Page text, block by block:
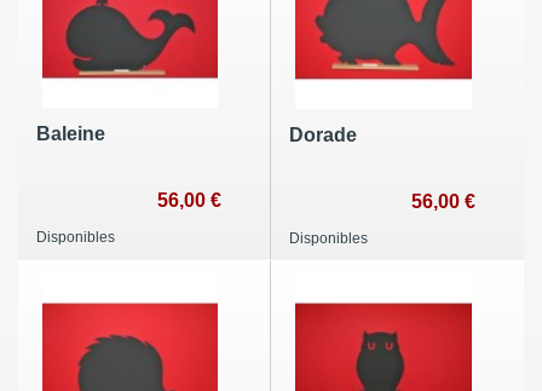
Baleine
56,00 €
Disponibles
Dorade
56,00 €
Disponibles